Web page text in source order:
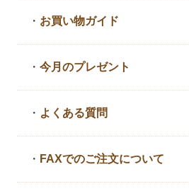
・ お買い物ガイド
・今月のプレゼント
・ よくある質問
・ FAXでのご注文について